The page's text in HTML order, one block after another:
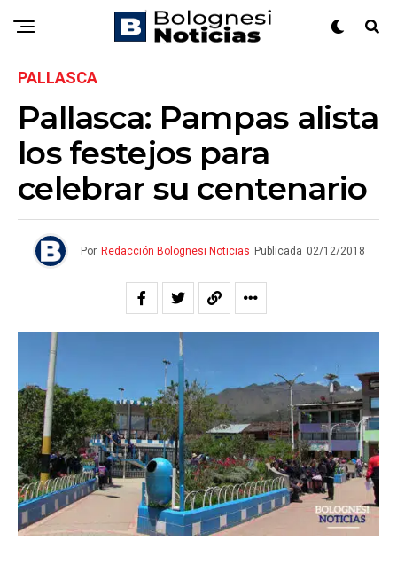
PALLASCA
Pallasca: Pampas alista
los festejos para
celebrar su centenario
Por Redacción Bolognesi Noticias Publicada 02/12/2018